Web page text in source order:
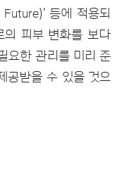
Future)' 등에 적용되
의 피부 변화를 보다
요한 관리를 미리 준
공받을 수 있을 것으